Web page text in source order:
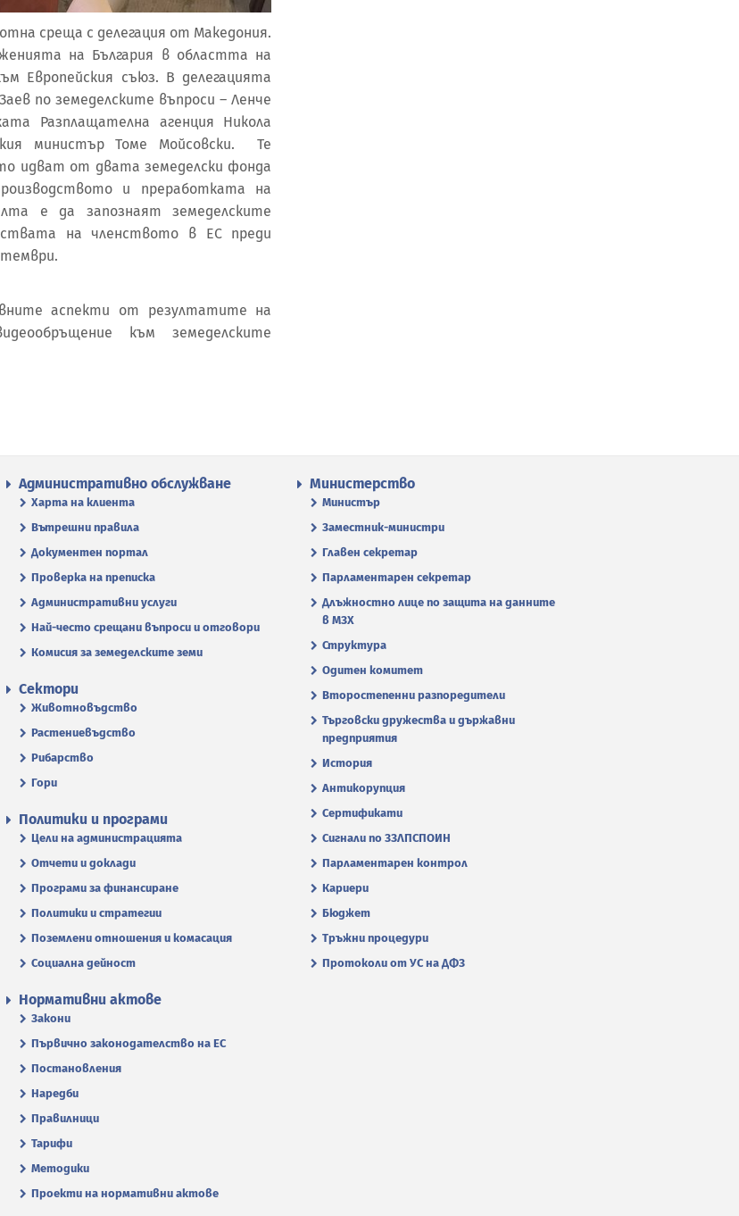
среща с делегация от Македония.
на България в областта на
Европейския съюз. В делегацията
по земеделските въпроси – Ленче
Разплащателна агенция Никола
министър Томе Мойсовски. Те
идват от двата земеделски фонда
и преработката на
е да запознаят земеделските
на членството в ЕС преди
аспекти от резултатите на
към земеделските
Административно обслужване
Харта на клиента
Вътрешни правила
Документен портал
Проверка на преписка
Административни услуги
Най-често срещани въпроси и отговори
Комисия за земеделските земи
Министерство
Министър
Заместник-министри
Главен секретар
Парламентарен секретар
Длъжностно лице по защита на данните
в МЗХ
Структура
Одитен комитет
Второстепенни разпоредители
Търговски дружества и държавни
предприятия
История
Антикорупция
Сертификати
Сигнали по ЗЗЛПСПОИН
Парламентарен контрол
Кариери
Бюджет
Тръжни процедури
Протоколи от УС на ДФЗ
Сектори
Животновъдство
Растениевъдство
Рибарство
Гори
Политики и програми
Цели на администрацията
Отчети и доклади
Програми за финансиране
Политики и стратегии
Поземлени отношения и комасация
Социална дейност
Нормативни актове
Закони
Първично законодателство на ЕС
Постановления
Наредби
Правилници
Тарифи
Методики
Проекти на нормативни актове